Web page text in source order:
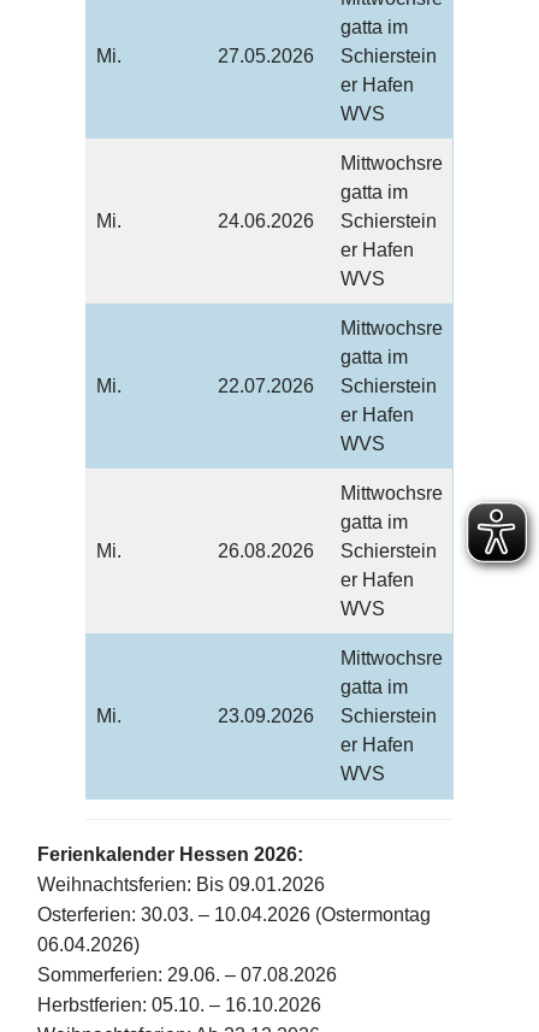
Mi. 27.05.2026
gatta im
Schierstein
er Hafen
WVS
Mi. 24.06.2026
Mittwochsre
gatta im
Schierstein
er Hafen
WVS
Mi. 22.07.2026
Mittwochsre
gatta im
Schierstein
er Hafen
WVS
Mi. 26.08.2026
Mittwochsre
gatta im
Schierstein
er Hafen
WVS
Mi. 23.09.2026
Mittwochsre
gatta im
Schierstein
er Hafen
WVS
Ferienkalender Hessen 2026:
Weihnachtsferien: Bis 09.01.2026
Osterferien: 30.03. – 10.04.2026 (Ostermontag
06.04.2026)
Sommerferien: 29.06. – 07.08.2026
Herbstferien: 05.10. – 16.10.2026